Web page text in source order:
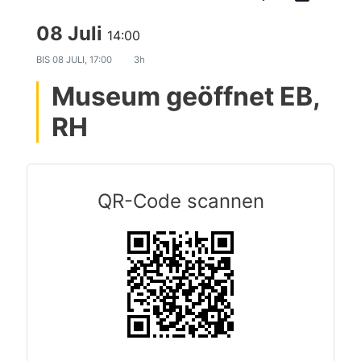
08 Juli 14:00
BIS 08 JULI, 17:00 3h
Museum geöffnet EB,
RH
QR-Code scannen